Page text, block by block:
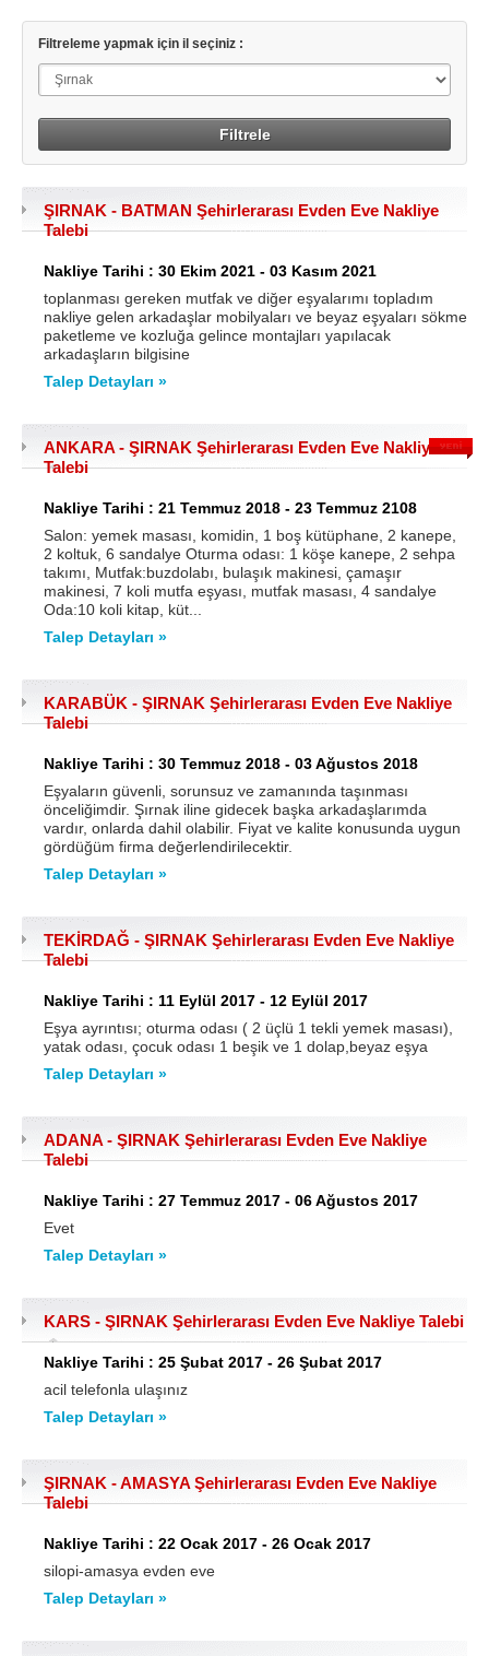
Mardin Mersin
Muğla Muş
Osmaniye
Samsun
Sinop Sivas
Şanlıurfa Şırnak
Tekirdağ Tokat
Trabzon
Uşak
Yalova Yozgat
Zonguldak
MÜŞTERİ TALEPLERİ
DEFTER
Filtreleme yapmak için il seçiniz :
ŞIRNAK - BATMAN Şehirlerarası Evden Eve Nakliye
Talebi
Nakliye Tarihi : 30 Ekim 2021 - 03 Kasım 2021
toplanması gereken mutfak ve diğer eşyalarımı topladım
nakliye gelen arkadaşlar mobilyaları ve beyaz eşyaları sökme
paketleme ve kozluğa gelince montajları yapılacak
arkadaşların bilgisine
Talep Detayları »
ANKARA - ŞIRNAK Şehirlerarası Evden Eve Nakliye
Talebi
Nakliye Tarihi : 21 Temmuz 2018 - 23 Temmuz 2108
Salon: yemek masası, komidin, 1 boş kütüphane, 2 kanepe,
2 koltuk, 6 sandalye Oturma odası: 1 köşe kanepe, 2 sehpa
takımı, Mutfak:buzdolabı, bulaşık makinesi, çamaşır
makinesi, 7 koli mutfa eşyası, mutfak masası, 4 sandalye
Oda:10 koli kitap, küt...
Talep Detayları »
KARABÜK - ŞIRNAK Şehirlerarası Evden Eve Nakliye
Talebi
Nakliye Tarihi : 30 Temmuz 2018 - 03 Ağustos 2018
Eşyaların güvenli, sorunsuz ve zamanında taşınması
önceliğimdir. Şırnak iline gidecek başka arkadaşlarımda
vardır, onlarda dahil olabilir. Fiyat ve kalite konusunda uygun
gördüğüm firma değerlendirilecektir.
Talep Detayları »
TEKİRDAĞ - ŞIRNAK Şehirlerarası Evden Eve Nakliye
Talebi
Nakliye Tarihi : 11 Eylül 2017 - 12 Eylül 2017
Eşya ayrıntısı; oturma odası ( 2 üçlü 1 tekli yemek masası),
yatak odası, çocuk odası 1 beşik ve 1 dolap,beyaz eşya
Talep Detayları »
ADANA - ŞIRNAK Şehirlerarası Evden Eve Nakliye
Talebi
Nakliye Tarihi : 27 Temmuz 2017 - 06 Ağustos 2017
Evet
Talep Detayları »
KARS - ŞIRNAK Şehirlerarası Evden Eve Nakliye Talebi
Nakliye Tarihi : 25 Şubat 2017 - 26 Şubat 2017
acil telefonla ulaşınız
Talep Detayları »
ŞIRNAK - AMASYA Şehirlerarası Evden Eve Nakliye
Talebi
Nakliye Tarihi : 22 Ocak 2017 - 26 Ocak 2017
silopi-amasya evden eve
Talep Detayları »